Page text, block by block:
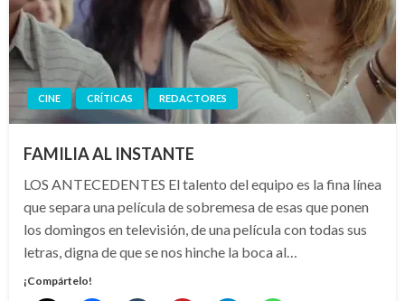
CINE CRÍTICAS REDACTORES
FAMILIA AL INSTANTE
LOS ANTECEDENTES El talento del equipo es la fina línea
que separa una película de sobremesa de esas que ponen
los domingos en televisión, de una película con todas sus
letras, digna de que se nos hinche la boca al…
¡Compártelo!